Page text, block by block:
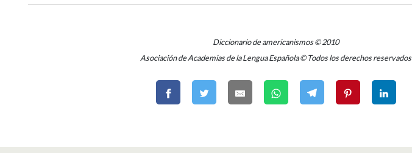
Diccionario de americanismos © 2010
Asociación de Academias de la Lengua Española © Todos los derechos reservados